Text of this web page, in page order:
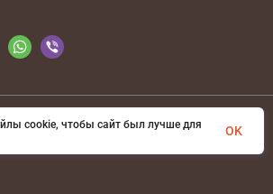
ua.com Все права защищены
cookie, чтобы сайт был лучше для
OK